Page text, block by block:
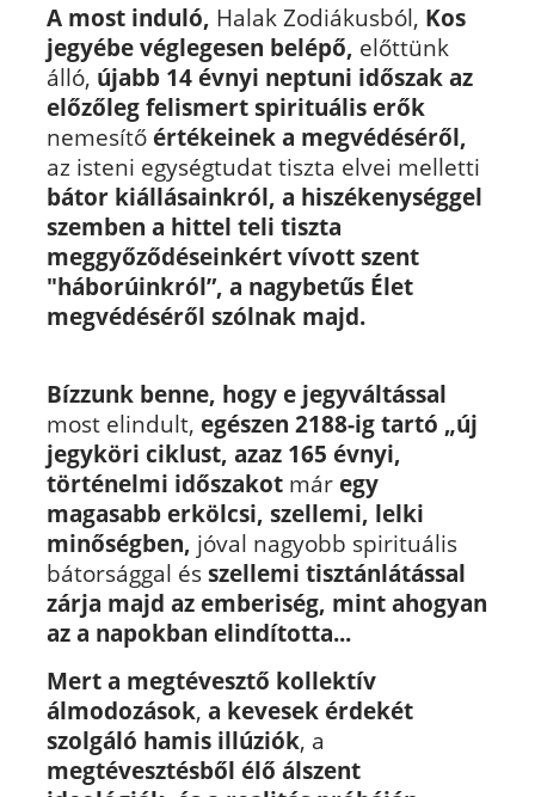
A most induló, Halak Zodiákusból, Kos
jegyébe véglegesen belépő, előttünk
álló, újabb 14 évnyi neptuni időszak az
előzőleg felismert spirituális erők
nemesítő értékeinek a megvédéséről,
az isteni egységtudat tiszta elvei melletti
bátor kiállásainkról, a hiszékenységgel
szemben a hittel teli tiszta
meggyőződéseinkért vívott szent
"háborúinkról”, a nagybetűs Élet
megvédéséről szólnak majd.
Bízzunk benne, hogy e jegyváltással
most elindult, egészen 2188-ig tartó „új
jegyköri ciklust, azaz 165 évnyi,
történelmi időszakotmár egy
magasabb erkölcsi, szellemi, lelki
minőségben, jóval nagyobb spirituális
bátorsággal és szellemi tisztánlátással
zárja majd az emberiség, mint ahogyan
az a napokban elindította...
Mert a megtévesztő kollektív
álmodozások, a kevesek érdekét
szolgáló hamis illúziók, a
megtévesztésből élő álszent